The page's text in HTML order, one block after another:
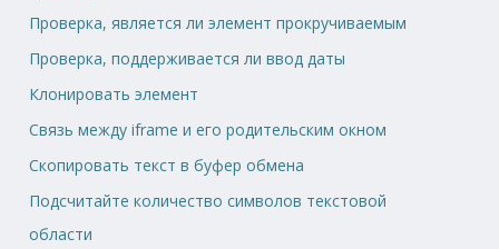
Проверка, является ли элемент прокручиваемым
Проверка, поддерживается ли ввод даты
Клонировать элемент
Связь между iframe и его родительским окном
Скопировать текст в буфер обмена
Подсчитайте количество символов текстовой
области